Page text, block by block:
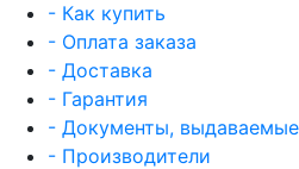
- Как купить
- Оплата заказа
- Доставка
- Гарантия
- Документы,
- Производители